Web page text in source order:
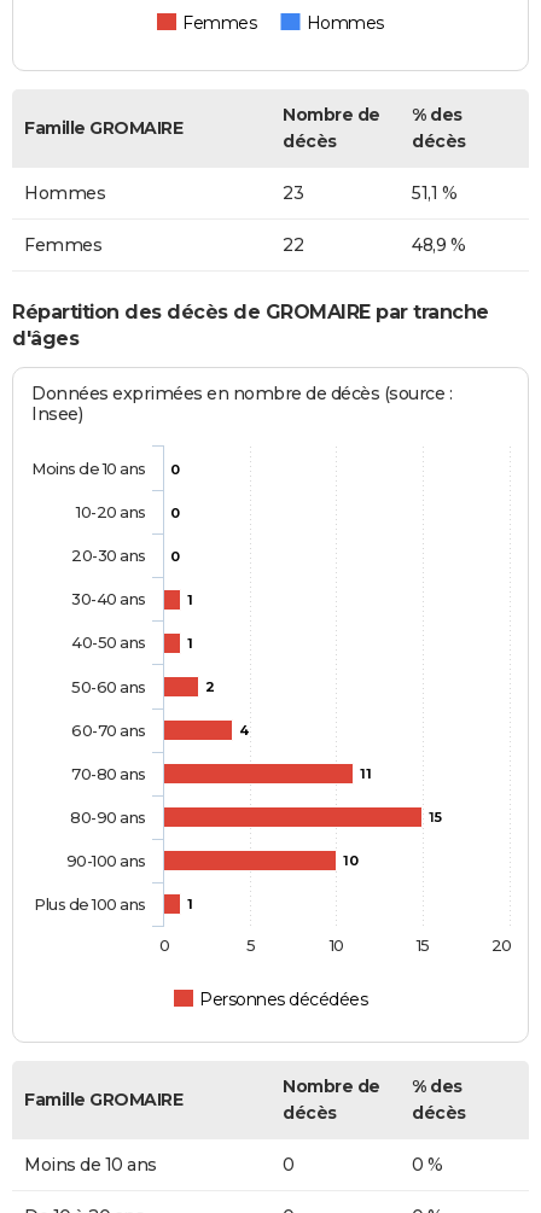
Femmes Hommes
Famille GROMAIRE
Nombre de
décès
% des
décès
Hommes 23 51,1 %
Femmes 22 48,9 %
Répartition des décès de GROMAIRE par tranche
d'âges
Données exprimées en nombre de décès (source :
Insee)
0
0
0
1
1
2
4
11
15
10
1
Personnes décédées
Moins de 10 ans
10-20 ans
20-30 ans
30-40 ans
40-50 ans
50-60 ans
60-70 ans
70-80 ans
80-90 ans
90-100 ans
Plus de 100 ans
0 5 10 15 20
Famille GROMAIRE
Nombre de
décès
% des
décès
Moins de 10 ans 0 0 %